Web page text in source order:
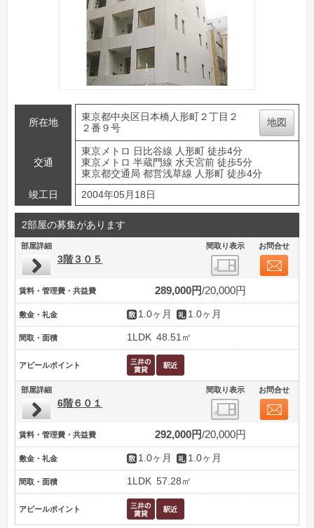
所在地
東京都中央区日本橋人形町２丁目２
２番９号
地図
交通
東京メトロ 日比谷線 人形町 徒歩4分
東京メトロ 半蔵門線 水天宮前 徒歩5分
東京都交通局 都営浅草線 人形町 徒歩4分
竣工日
2004年05月18日
2部屋の募集があります
部屋詳細 間取り表示 お問合せ
3階３０５
賃料・管理費・共益費 289,000円 20,000円
敷金・礼金 1.0ヶ月 1.0ヶ月
間取・面積 1LDK 48.51㎡
アピールポイント
部屋詳細 間取り表示 お問合せ
6階６０１
賃料・管理費・共益費 292,000円 20,000円
敷金・礼金 1.0ヶ月 1.0ヶ月
間取・面積 1LDK 57.28㎡
アピールポイント